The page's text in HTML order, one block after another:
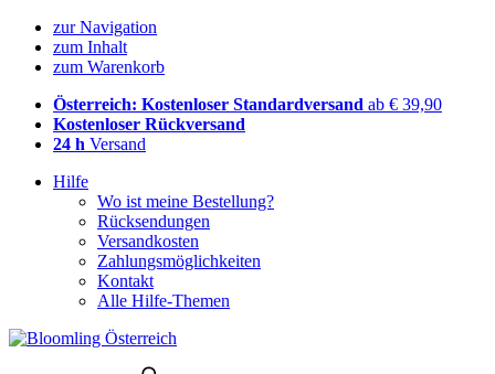
zur Navigation
zum Inhalt
zum Warenkorb
Österreich: Kostenloser Standardversand ab € 39,90
Kostenloser Rückversand
24 h Versand
Hilfe
Wo ist meine Bestellung?
Rücksendungen
Versandkosten
Zahlungsmöglichkeiten
Kontakt
Alle Hilfe-Themen